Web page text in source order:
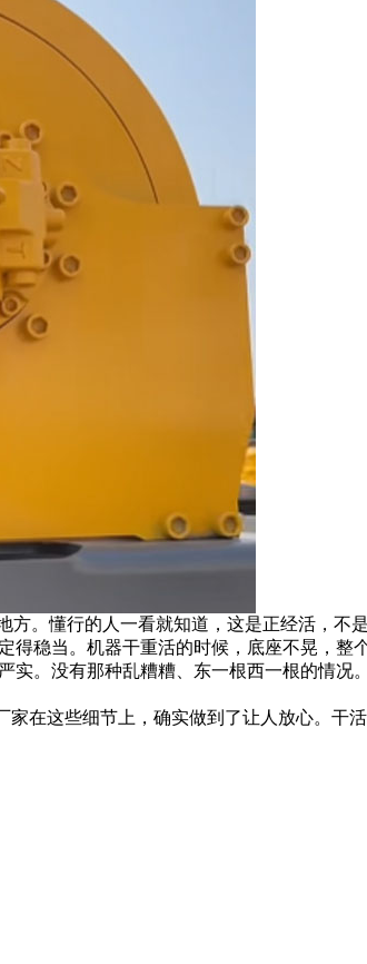
。懂行的人一看就知道，这是正经活，不是
稳当。机器干重活的时候，底座不晃，整
。没有那种乱糟糟、东一根西一根的情况
在这些细节上，确实做到了让人放心。干